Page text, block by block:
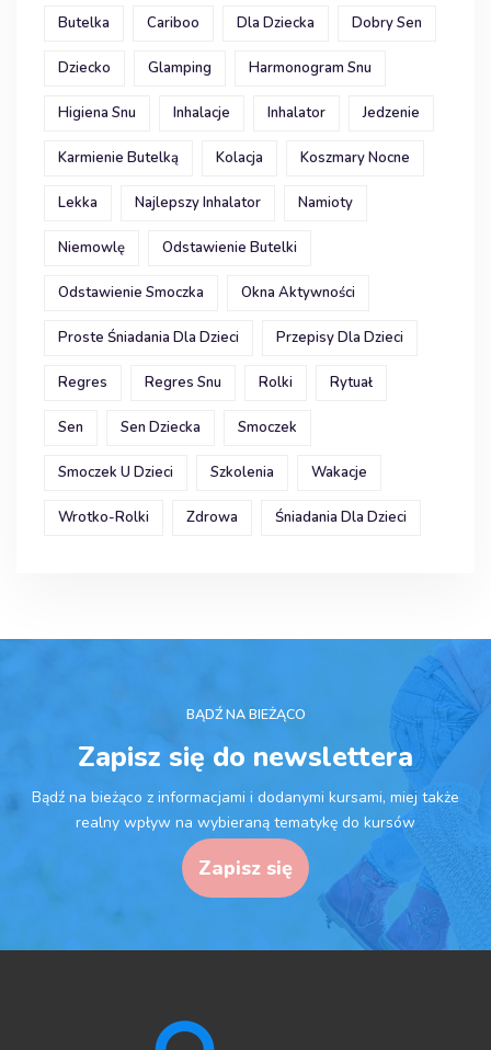
Butelka Cariboo Dla Dziecka Dobry Sen
Dziecko Glamping Harmonogram Snu
Higiena Snu Inhalacje Inhalator Jedzenie
Karmienie Butelką Kolacja Koszmary Nocne
Lekka Najlepszy Inhalator Namioty
Niemowlę Odstawienie Butelki
Odstawienie Smoczka Okna Aktywności
Proste Śniadania Dla Dzieci Przepisy Dla Dzieci
Regres Regres Snu Rolki Rytuał
Sen Sen Dziecka Smoczek
Smoczek U Dzieci Szkolenia Wakacje
Wrotko-Rolki Zdrowa Śniadania Dla Dzieci
BĄDŹ NA BIEŻĄCO
Zapisz się do newslettera
Bądź na bieżąco z informacjami i dodanymi kursami, miej także
realny wpływ na wybieraną tematykę do kursów
Zapisz się